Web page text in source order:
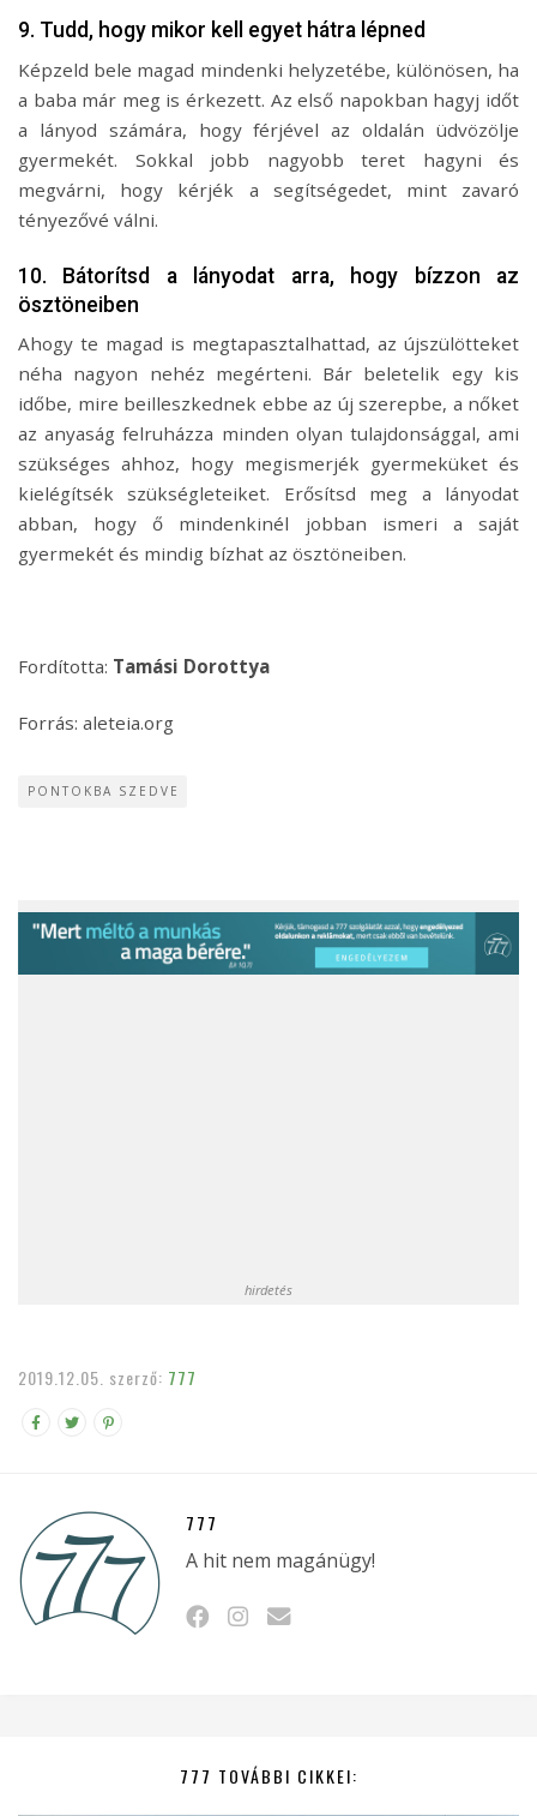
9. Tudd, hogy mikor kell egyet hátra lépned
Képzeld bele magad mindenki helyzetébe, különösen, ha
a baba már meg is érkezett. Az első napokban hagyj időt
a lányod számára, hogy férjével az oldalán üdvözölje
gyermekét. Sokkal jobb nagyobb teret hagyni és
megvárni, hogy kérjék a segítségedet, mint zavaró
tényezővé válni.
10. Bátorítsd a lányodat arra, hogy bízzon az
ösztöneiben
Ahogy te magad is megtapasztalhattad, az újszülötteket
néha nagyon nehéz megérteni. Bár beletelik egy kis
időbe, mire beilleszkednek ebbe az új szerepbe, a nőket
az anyaság felruházza minden olyan tulajdonsággal, ami
szükséges ahhoz, hogy megismerjék gyermeküket és
kielégítsék szükségleteiket. Erősítsd meg a lányodat
abban, hogy ő mindenkinél jobban ismeri a saját
gyermekét és mindig bízhat az ösztöneiben.
Fordította: Tamási Dorottya
Forrás: aleteia.org
PONTOKBA SZEDVE
hirdetés
2019.12.05. szerző: 777
777
A hit nem magánügy!
777 TOVÁBBI CIKKEI: